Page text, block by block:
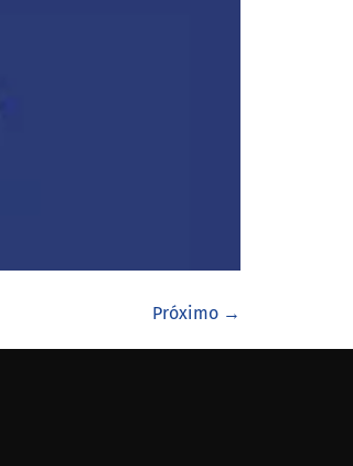
Próximo →